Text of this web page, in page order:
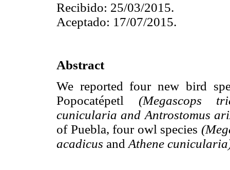
Recibido: 25/03/2015.
Aceptado: 17/07/2015.
Abstract
We reported four new bird
Popocatépetl (Megascops
cunicularia and Antrostomus
of Puebla, four owl species
acadicus and Athene